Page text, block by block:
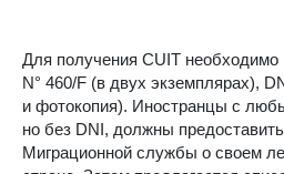
Для получения CUIT необходимо
N° 460/F (в двух экземплярах),
и фотокопия). Иностранцы с
но без DNI, должны
Миграционной службы о своем